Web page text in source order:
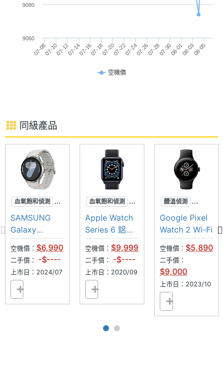
◎ 可與 Android 10.0 以上行動裝置搭配使用
◎ Wi-Fi 4、藍牙 5.3、NFC、GPS
◎ Samsung BioActive 三合一感測器
◎ 心率偵測、睡眠偵測、心電圖、血壓、連續血氧
◎ 運動加速感應、陀螺儀、氣壓高度計、環境光源感
應、指南針
◎ 內建 425mAh 電池，最高 40 小時續航時間
◎ WPC 無線充電，支援快充
◎ 5ATM、IP68 防塵防水、MIL-STD-810H 軍規認
證
◎上述內容提到偵測功能的測量結果僅為參考，不能
作爲診斷和治療依據。
※本文為 SOGI 手機王版權所有，未經授權不得轉載使用※
連接與應用
a, b, g, n, n(2.4GHz), n(5GHz)
藍牙 Yes
藍牙版
5.3
衛星定
BeiDou, Galileo, GLONASS, GPS
無線充
電
Yes
時間顯
Yes
空機價
07-0807-1007-1207-1407-1607-1807-2007-2207-2407-2607-2807-3008-0108-0308-05
9060
9080
同級產品
血氧飽和偵測
跌倒偵測
超防水
SAMSUNG
Galaxy
Watch7
44mm
空機價： $6,990
二手價： -$----
上市日：2024/07
血氧飽和偵測
心率偵測
跌倒偵測
Apple Watch
Series 6 鋁金
屬 Wi-Fi
44mm
空機價： $9,999
二手價： -$----
上市日：2020/09
體溫偵測
血氧飽和偵測
心率偵測
Google Pixel
Watch 2 Wi-Fi
空機價： $5,890
二手價：
$9,000
上市日：2023/10